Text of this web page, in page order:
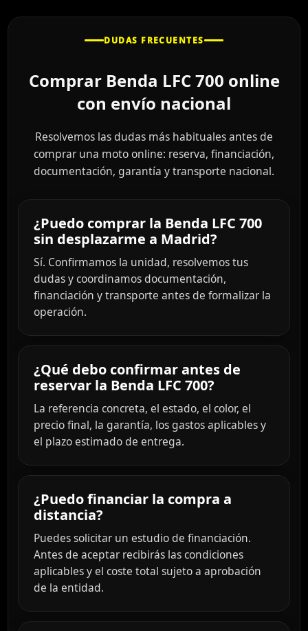
DUDAS FRECUENTES
Comprar Benda LFC 700 online
con envío nacional
Resolvemos las dudas más habituales antes de
comprar una moto online: reserva, financiación,
documentación, garantía y transporte nacional.
¿Puedo comprar la Benda LFC 700
sin desplazarme a Madrid?
Sí. Confirmamos la unidad, resolvemos tus
dudas y coordinamos documentación,
financiación y transporte antes de formalizar la
operación.
¿Qué debo confirmar antes de
reservar la Benda LFC 700?
La referencia concreta, el estado, el color, el
precio final, la garantía, los gastos aplicables y
el plazo estimado de entrega.
¿Puedo financiar la compra a
distancia?
Puedes solicitar un estudio de financiación.
Antes de aceptar recibirás las condiciones
aplicables y el coste total sujeto a aprobación
de la entidad.